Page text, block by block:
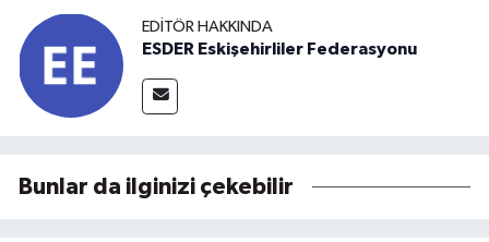
EDITÖR HAKKINDA
ESDER Eskişehirliler Federasyonu
Bunlar da ilginizi çekebilir